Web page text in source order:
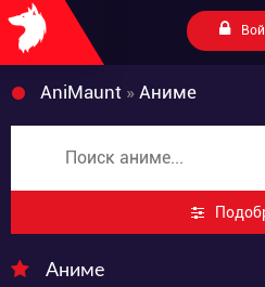
AniMaunt » Аниме
Аниме